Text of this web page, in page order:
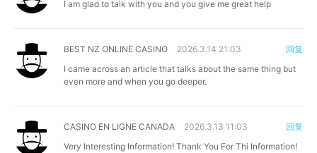
I am glad to talk with you and you give me great help
BEST NZ ONLINE CASINO
2026.3.14 21:03
I came across an article that talks about the same thing but
even more and when you go deeper.
回复
CASINO EN LIGNE CANADA
2026.3.13 11:03
Very Interesting Information! Thank You For Thi Information!
回复